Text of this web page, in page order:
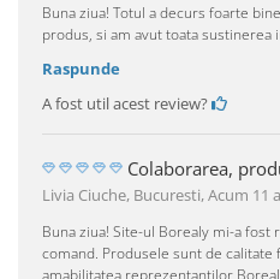
Buna ziua! Totul a decurs foarte
produs, si am avut toata sustinerea
Raspunde
A fost util acest review?
Colaborarea,
Livia Ciuche, Bucuresti,Acum 11
Buna ziua! Site-ul Borealy mi-a
comand. Produsele sunt de
amabilitatea reprezentantilor